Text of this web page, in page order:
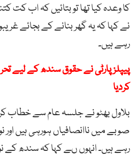
کا وعدہ کیا تھا تو بتائیں کہ اب کت
نے کہا کہ یہ گھر بنانے کے بجائے
رہے ہیں۔
پیپلزپارٹی نے حقوق سندھ کے لیے
کردیا
بلاول بھٹو نے جلسہ عام سے خطاب
صوبے میں ناانصافیاں ہورہی ہیں اور
رہے ہیں۔ انہوں ںے کہا کہ سندھ کے